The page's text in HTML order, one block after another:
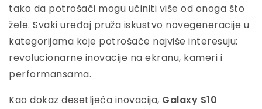
tako da potrošači mogu učiniti više od onoga što
žele. Svaki uređaj pruža iskustvo novegeneracije u
kategorijama koje potrošače najviše interesuju:
revolucionarne inovacije na ekranu, kameri i
performansama.
Kao dokaz desetljeća inovacija, Galaxy S10